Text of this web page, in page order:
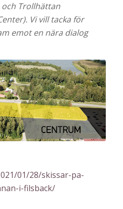
och Trollhättan
Vi vill tacka för
emot en nära dialog
01/28/skissar-pa-
i-filsback/